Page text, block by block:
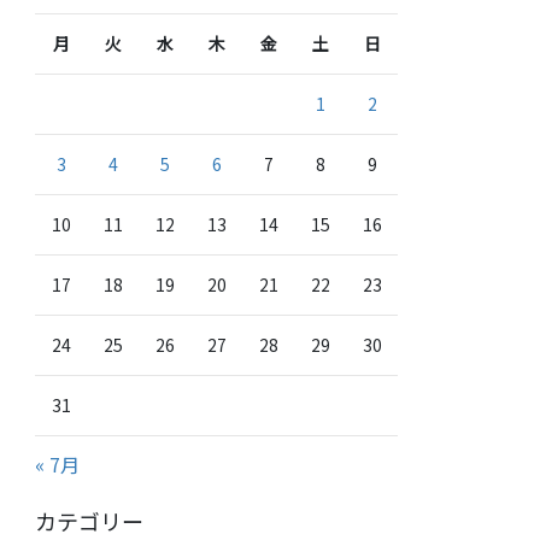
月 火 水 木 金 土 日
1 2
3 4 5 6 7 8 9
10 11 12 13 14 15 16
17 18 19 20 21 22 23
24 25 26 27 28 29 30
31
« 7月
カテゴリー